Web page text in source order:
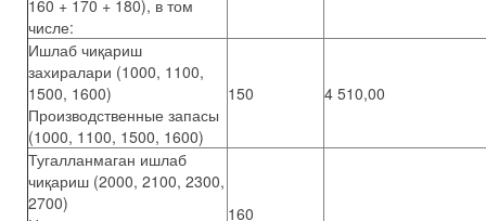
160 + 170 + 180), в том
числе:
Ишлаб чиқариш
захиралари (1000, 1100,
1500, 1600)
Производственные запасы
(1000, 1100, 1500, 1600)
150 4 510,00
Тугалланмаган ишлаб
чиқариш (2000, 2100, 2300,
2700)
160